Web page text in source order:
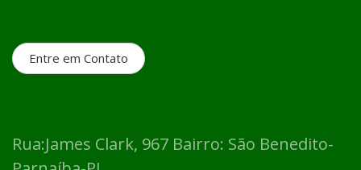
Entre em Contato
Rua:James Clark, 967 Bairro: São Benedito-